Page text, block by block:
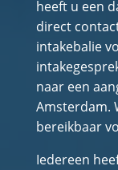
heeft u een
direct
intakebalie
naar een
Amsterdam.
bereikbaar
Iedereen